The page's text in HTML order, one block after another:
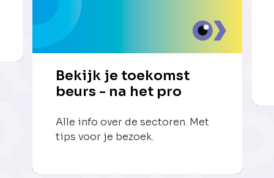
Bekijk je toekomst
beurs - na het pro
Alle info over de sectoren. Met
tips voor je bezoek.